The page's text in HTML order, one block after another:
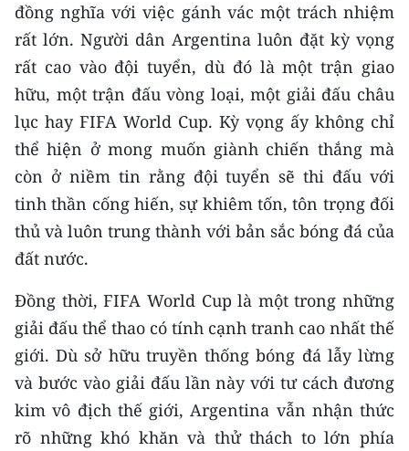
đồng nghĩa với việc gánh vác một trách nhiệm
rất lớn. Người dân Argentina luôn đặt kỳ vọng
rất cao vào đội tuyển, dù đó là một trận giao
hữu, một trận đấu vòng loại, một giải đấu châu
lục hay FIFA World Cup. Kỳ vọng ấy không chỉ
thể hiện ở mong muốn giành chiến thắng mà
còn ở niềm tin rằng đội tuyển sẽ thi đấu với
tinh thần cống hiến, sự khiêm tốn, tôn trọng đối
thủ và luôn trung thành với bản sắc bóng đá của
đất nước.
Đồng thời, FIFA World Cup là một trong những
giải đấu thể thao có tính cạnh tranh cao nhất thế
giới. Dù sở hữu truyền thống bóng đá lẫy lừng
và bước vào giải đấu lần này với tư cách đương
kim vô địch thế giới, Argentina vẫn nhận thức
rõ những khó khăn và thử thách to lớn phía